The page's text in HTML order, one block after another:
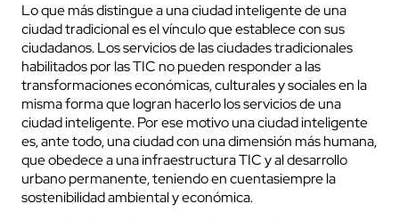
Lo que más distingue a una ciudad inteligente de una
ciudad tradicional es el vínculo que establece con sus
ciudadanos. Los servicios de las ciudades tradicionales
habilitados por las TIC no pueden responder a las
transformaciones económicas, culturales y sociales en la
misma forma que logran hacerlo los servicios de una
ciudad inteligente. Por ese motivo una ciudad inteligente
es, ante todo, una ciudad con una dimensión más humana,
que obedece a una infraestructura TIC y al desarrollo
urbano permanente, teniendo en cuentasiempre la
sostenibilidad ambiental y económica.